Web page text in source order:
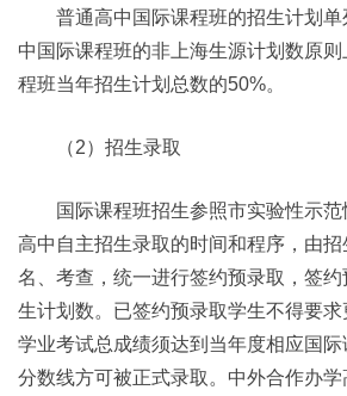
普通高中国际课程班的招生计划单
中国际课程班的非上海生源计划数原
程班当年招生计划总数的50%。
（2）招生录取
国际课程班招生参照市实验性示范
高中自主招生录取的时间和程序，由
名、考查，统一进行签约预录取，签
生计划数。已签约预录取学生不得要求
学业考试总成绩须达到当年度相应国际
分数线方可被正式录取。中外合作办